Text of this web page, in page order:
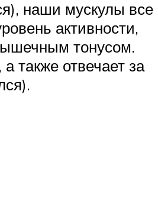
наши мускулы все
активности,
тонусом.
также отвечает за